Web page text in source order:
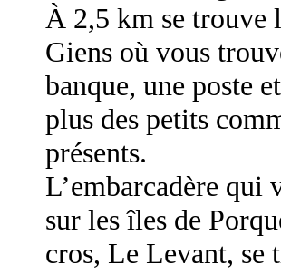
À 2,5 km se trouve
Giens où vous
banque, une poste
plus des petits
présents.
L’embarcadère qui
sur les îles de
cros, Le Levant, se